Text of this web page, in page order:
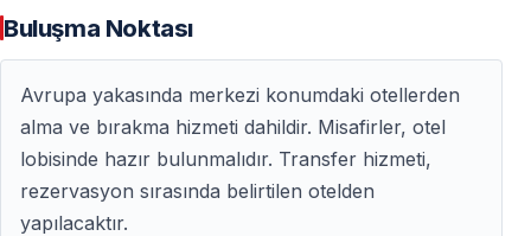
hemen ayırtınve sevdiğinizle birlikte İstanbul
Boğazı’nın büyüsünü yaşayın.
Boğaz’da yıl boyunca düzenlenen romantik akşam
yemeği gemi turları için ilgili web sayfasını ziyaret
edebilirsiniz.
İki kişilik özel masa imkânı mevcuttur.
Buluşma Noktası
Avrupa yakasında merkezi konumdaki otellerden
alma ve bırakma hizmeti dahildir. Misafirler, otel
lobisinde hazır bulunmalıdır. Transfer hizmeti,
rezervasyon sırasında belirtilen otelden
yapılacaktır.